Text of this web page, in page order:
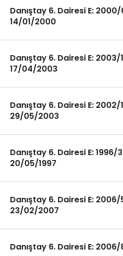
Danıştay 6. Dairesi E:
14/01/2000
Danıştay 6. Dairesi E: 2003/
17/04/2003
Danıştay 6. Dairesi E:
29/05/2003
Danıştay 6. Dairesi E: 1996/
20/05/1997
Danıştay 6. Dairesi E:
23/02/2007
Danıştay 6. Dairesi E: